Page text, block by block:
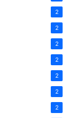
2
2
2
2
2
2
2